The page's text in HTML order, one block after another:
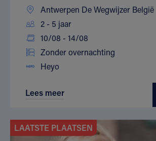
Antwerpen De Wegwijzer België
2 - 5 jaar
10/08 - 14/08
Zonder overnachting
Heyo
Lees meer
LAATSTE PLAATSEN